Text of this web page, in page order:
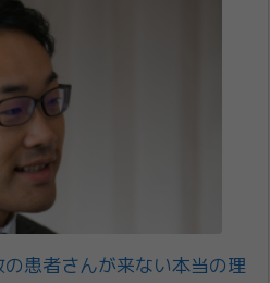
の患者さんが来ない本当の理